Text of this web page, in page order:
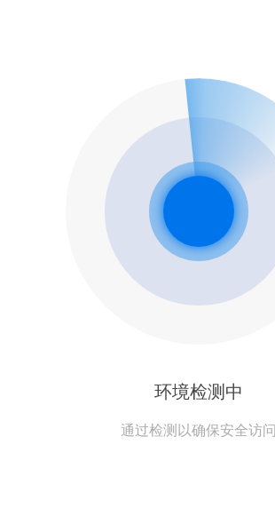
环境检测中
通过检测以确保安全访问